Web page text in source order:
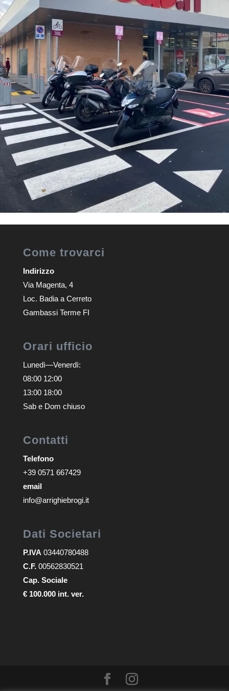
Come trovarci
Indirizzo
Via Magenta, 4
Loc. Badia a Cerreto
Gambassi Terme FI
Orari ufficio
Lunedì—Venerdì:
08:00 12:00
13:00 18:00
Sab e Dom chiuso
Contatti
Telefono
+39 0571 667429
email
info@arrighiebrogi.it
Dati Societari
P.IVA 03440780488
C.F.00562830521
Cap. Sociale
€ 100.000 int. ver.